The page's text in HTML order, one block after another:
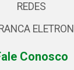
REDES
Conosco